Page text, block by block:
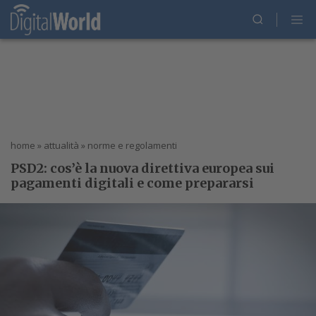
home » attualità » norme e regolamenti
PSD2: cos’è la nuova direttiva europea sui
pagamenti digitali e come prepararsi